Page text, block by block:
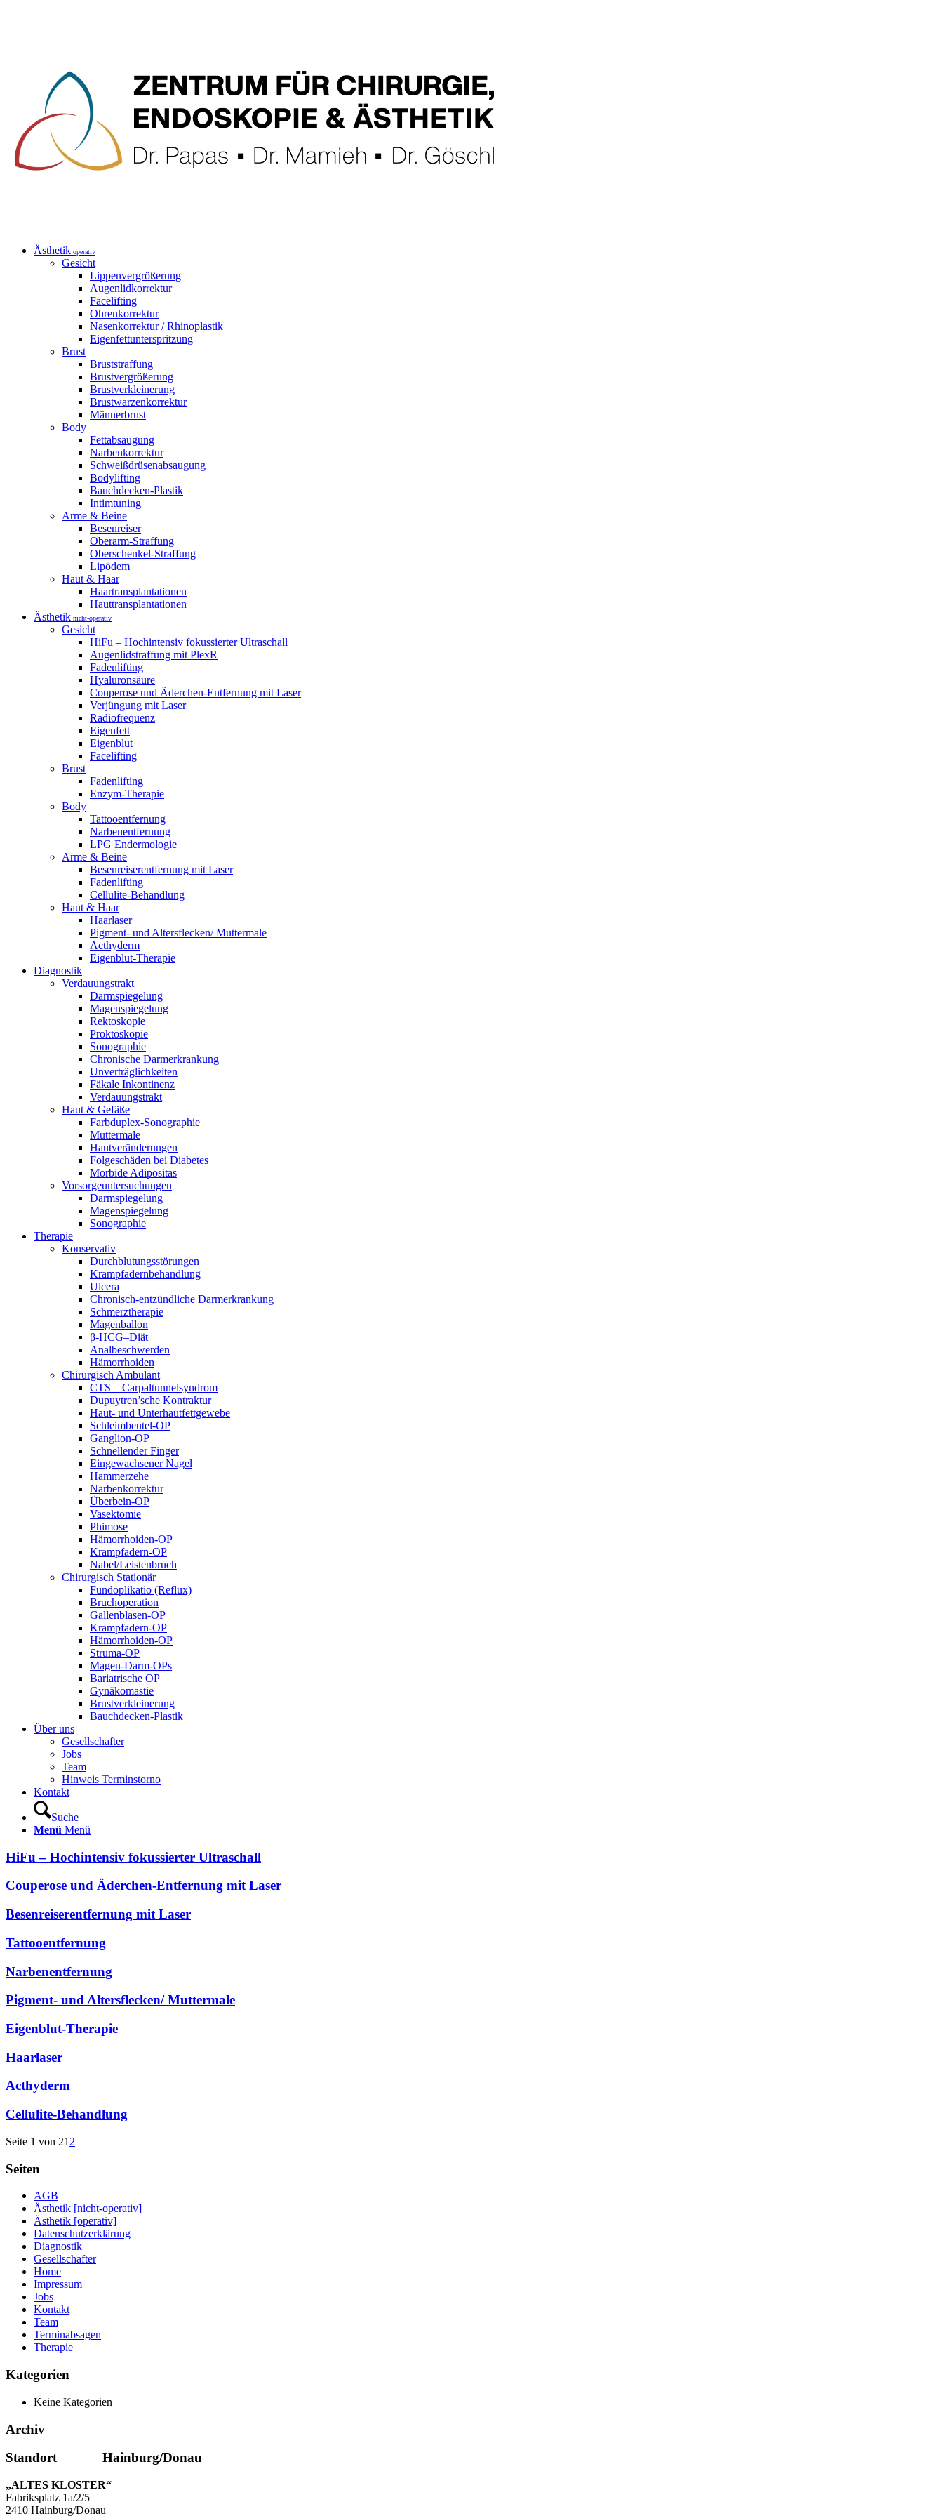
Ästhetik operativ
Gesicht
Lippenvergrößerung
Augenlidkorrektur
Facelifting
Ohrenkorrektur
Nasenkorrektur / Rhinoplastik
Eigenfettunterspritzung
Brust
Bruststraffung
Brustvergrößerung
Brustverkleinerung
Brustwarzenkorrektur
Männerbrust
Body
Fettabsaugung
Narbenkorrektur
Schweißdrüsenabsaugung
Bodylifting
Bauchdecken-Plastik
Intimtuning
Arme & Beine
Besenreiser
Oberarm-Straffung
Oberschenkel-Straffung
Lipödem
Haut & Haar
Haartransplantationen
Hauttransplantationen
Ästhetik nicht-operativ
Gesicht
HiFu – Hochintensiv fokussierter Ultraschall
Augenlidstraffung mit PlexR
Fadenlifting
Hyaluronsäure
Couperose und Äderchen-Entfernung mit Laser
Verjüngung mit Laser
Radiofrequenz
Eigenfett
Eigenblut
Facelifting
Brust
Fadenlifting
Enzym-Therapie
Body
Tattooentfernung
Narbenentfernung
LPG Endermologie
Arme & Beine
Besenreiserentfernung mit Laser
Fadenlifting
Cellulite-Behandlung
Haut & Haar
Haarlaser
Pigment- und Altersflecken/ Muttermale
Acthyderm
Eigenblut-Therapie
Diagnostik
Verdauungstrakt
Darmspiegelung
Magenspiegelung
Rektoskopie
Proktoskopie
Sonographie
Chronische Darmerkrankung
Unverträglichkeiten
Fäkale Inkontinenz
Verdauungstrakt
Haut & Gefäße
Farbduplex-Sonographie
Muttermale
Hautveränderungen
Folgeschäden bei Diabetes
Morbide Adipositas
Vorsorgeuntersuchungen
Darmspiegelung
Magenspiegelung
Sonographie
Therapie
Konservativ
Durchblutungsstörungen
Krampfadernbehandlung
Ulcera
Chronisch-entzündliche Darmerkrankung
Schmerztherapie
Magenballon
β-HCG–Diät
Analbeschwerden
Hämorrhoiden
Chirurgisch Ambulant
CTS – Carpaltunnelsyndrom
Dupuytren’sche Kontraktur
Haut- und Unterhautfettgewebe
Schleimbeutel-OP
Ganglion-OP
Schnellender Finger
Eingewachsener Nagel
Hammerzehe
Narbenkorrektur
Überbein-OP
Vasektomie
Phimose
Hämorrhoiden-OP
Krampfadern-OP
Nabel/Leistenbruch
Chirurgisch Stationär
Fundoplikatio (Reflux)
Bruchoperation
Gallenblasen-OP
Krampfadern-OP
Hämorrhoiden-OP
Struma-OP
Magen-Darm-OPs
Bariatrische OP
Gynäkomastie
Brustverkleinerung
Bauchdecken-Plastik
Über uns
Gesellschafter
Jobs
Team
Hinweis Terminstorno
Kontakt
Suche
Menü Menü
HiFu – Hochintensiv fokussierter Ultraschall
Couperose und Äderchen-Entfernung mit Laser
Besenreiserentfernung mit Laser
Tattooentfernung
Narbenentfernung
Pigment- und Altersflecken/ Muttermale
Eigenblut-Therapie
Haarlaser
Acthyderm
Cellulite-Behandlung
Seite 1 von 21 2
Seiten
AGB
Ästhetik [nicht-operativ]
Ästhetik [operativ]
Datenschutzerklärung
Diagnostik
Gesellschafter
Home
Impressum
Jobs
Kontakt
Team
Terminabsagen
Therapie
Kategorien
Keine Kategorien
Archiv
Standort Hainburg/Donau
„ALTES KLOSTER“
Fabriksplatz 1a/2/5
2410 Hainburg/Donau